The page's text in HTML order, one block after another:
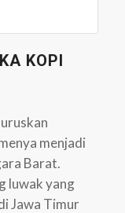
KOPI
menjadi
Barat.
luwak yang
Jawa Timur